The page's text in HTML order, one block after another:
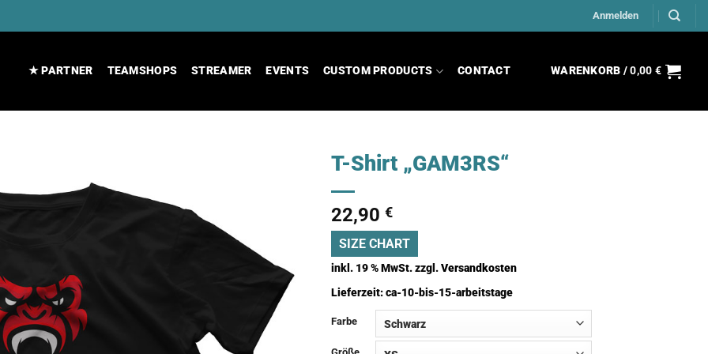
Anmelden
★ PARTNER TEAMSHOPS STREAMER EVENTS CUSTOM PRODUCTS CONTACT WARENKORB /0,00 €
T-Shirt „GAM3RS“
22,90 €
SIZE CHART
inkl. 19 % MwSt.zzgl.Versandkosten
Lieferzeit:ca-10-bis-15-arbeitstage
Farbe